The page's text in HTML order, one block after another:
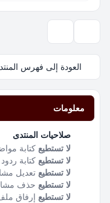
العودة إلى فهرس
معلومات
صلاحيات المنتدى
لا تستطيع كتابة
لا تستطيع كتابة
لا تستطيع تعديل
لا تستطيع حذف
لا تستطيع إرفاق